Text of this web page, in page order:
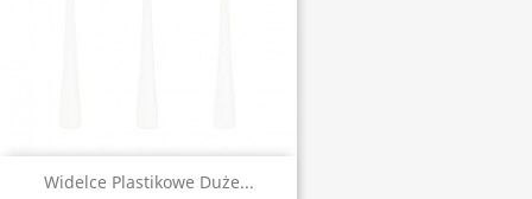
Widelce Plastikowe Duże...